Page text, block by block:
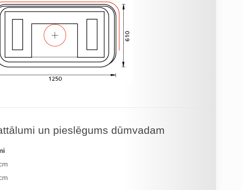
un pieslēgums dūmvadam